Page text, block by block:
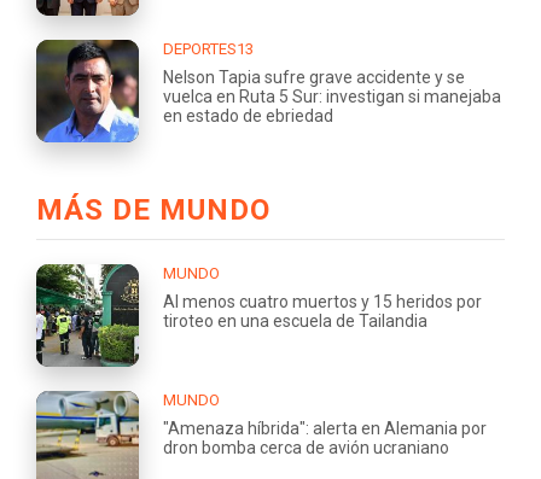
DEPORTES13
Nelson Tapia sufre grave accidente y se
vuelca en Ruta 5 Sur: investigan si manejaba
en estado de ebriedad
MÁS DE MUNDO
MUNDO
Al menos cuatro muertos y 15 heridos por
tiroteo en una escuela de Tailandia
MUNDO
"Amenaza híbrida": alerta en Alemania por
dron bomba cerca de avión ucraniano